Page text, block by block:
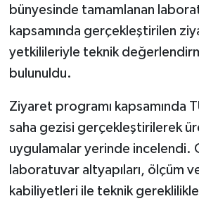
bünyesinde tamamlanan
kapsamında gerçekleştirilen
yetkilileriyle teknik
bulunuldu.
Ziyaret programı kapsamında
saha gezisi gerçekleştirilerek
uygulamalar yerinde incelendi.
laboratuvar altyapıları, ölçüm
kabiliyetleri ile teknik